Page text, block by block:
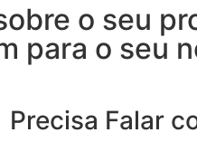
o seu
para o seu
Precisa Falar